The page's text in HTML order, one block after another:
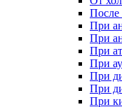
После
При
При
При
При
При
При
При